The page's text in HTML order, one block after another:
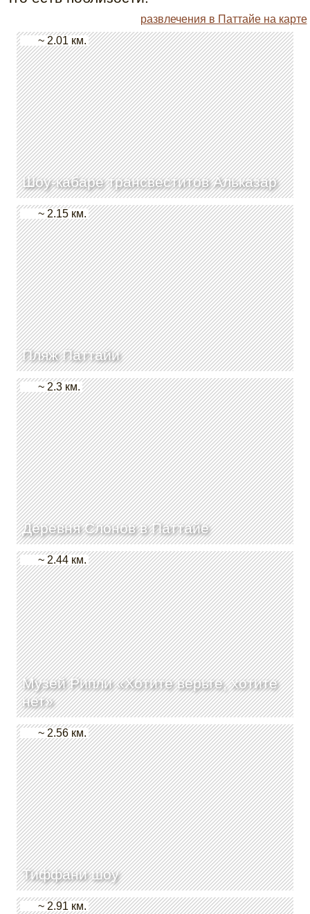
развлечения в Паттайе на карте
Шоу-кабаре трансвеститов Альказар
~ 2.01 км.
Пляж Паттайи
~ 2.15 км.
Деревня Слонов в Паттайе
~ 2.3 км.
Музей Рипли «Хотите верьте, хотите
нет»
~ 2.44 км.
Тиффани шоу
~ 2.56 км.
~ 2.91 км.